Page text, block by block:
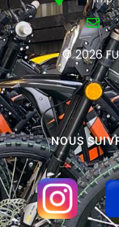
© 2026
NOUS